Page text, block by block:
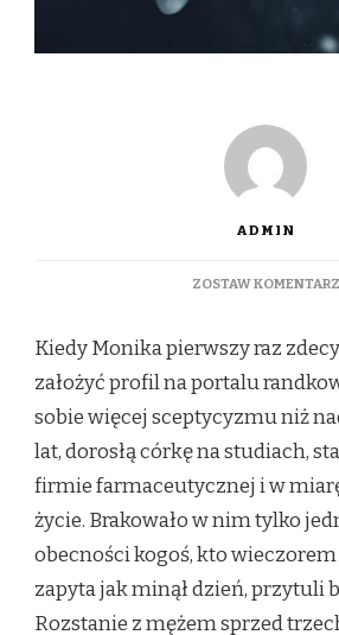
ADMIN
ZOSTAW KOMENTARZ
Kiedy Monika pierwszy raz
założyć profil na portalu
sobie więcej sceptycyzmu niż
lat, dorosłą córkę na studiach,
firmie farmaceutycznej i w
życie. Brakowało w nim tylko
obecności kogoś, kto
zapyta jak minął dzień, przytuli
Rozstanie z mężem sprzed